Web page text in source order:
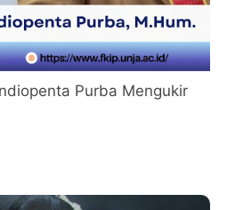
Purba Mengukir